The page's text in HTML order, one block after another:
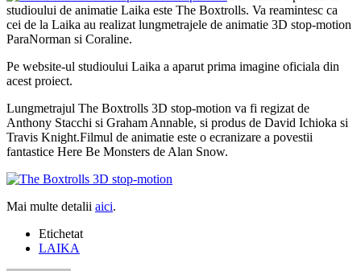
studioului de animatie Laika este The Boxtrolls. Va reamintesc ca
cei de la Laika au realizat lungmetrajele de animatie 3D stop-motion
ParaNorman si Coraline.
Pe website-ul studioului Laika a aparut prima imagine oficiala din
acest proiect.
Lungmetrajul The Boxtrolls 3D stop-motion va fi regizat de
Anthony Stacchi si Graham Annable, si produs de David Ichioka si
Travis Knight.Filmul de animatie este o ecranizare a povestii
fantastice Here Be Monsters de Alan Snow.
Mai multe detalii aici.
Etichetat
LAIKA